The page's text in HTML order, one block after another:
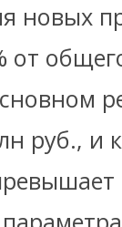
новых
от
руб., и